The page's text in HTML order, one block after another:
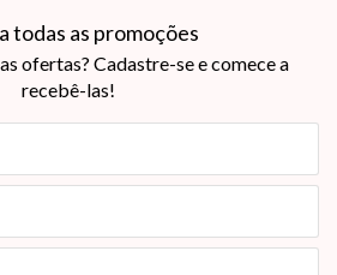
todas as promoções
ofertas? Cadastre-se e comece a
recebê-las!